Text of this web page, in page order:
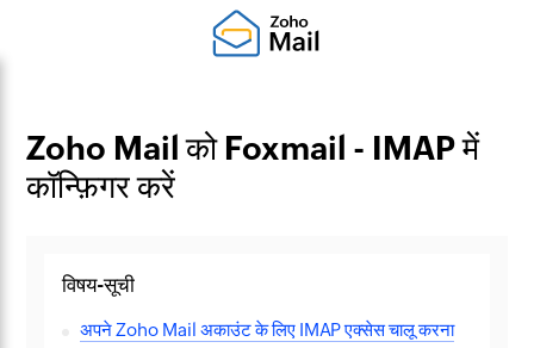
Zoho Mail को Foxmail - IMAP में
कॉन्फ़िगर करें
विषय-सूची
अपने Zoho Mail अकाउंट के लिए IMAP एक्सेस चालू करना